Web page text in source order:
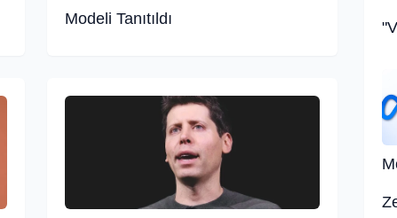
Modeli Tanıtıldı